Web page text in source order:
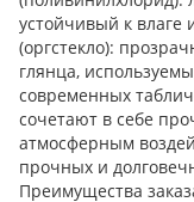
устойчивый к влаге
(оргстекло):
глянца,
современных
сочетают в себе
атмосферным
прочных и
Преимущества